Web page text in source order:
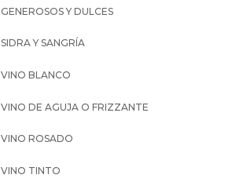
GENEROSOS Y DULCES
SIDRA Y SANGRÍA
VINO BLANCO
VINO DE AGUJA O FRIZZANTE
VINO ROSADO
VINO TINTO